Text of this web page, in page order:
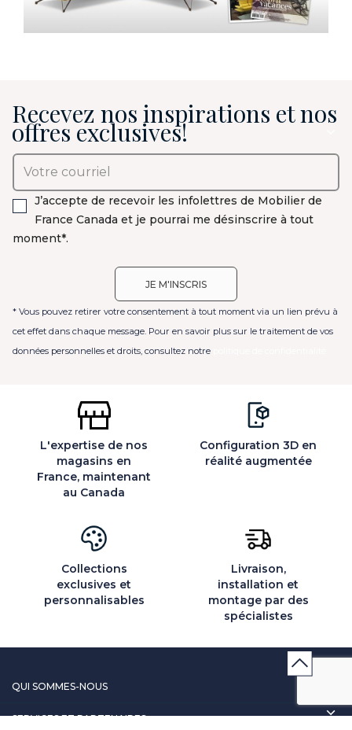
Recevez nos inspirations et nos
offres exclusives!
J’accepte de recevoir les infolettres de Mobilier de
France Canada et je pourrai me désinscrire à tout
moment*.
* Vous pouvez retirer votre consentement à tout moment via un lien prévu à
cet effet dans chaque message. Pour en savoir plus sur le traitement de vos
données personnelles et droits, consultez notre
L'expertise de nos
magasins en
France, maintenant
au Canada
Configuration 3D en
réalité augmentée
Collections
exclusives et
personnalisables
Livraison,
installation et
montage par des
spécialistes
QUI SOMMES-NOUS
SERVICES ET PARTENAIRES